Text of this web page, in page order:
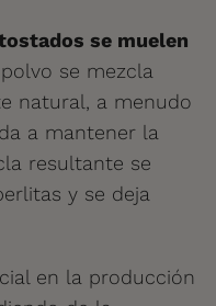
se muelen
se mezcla
natural, a menudo
a mantener la
resultante se
y se deja
en la producción